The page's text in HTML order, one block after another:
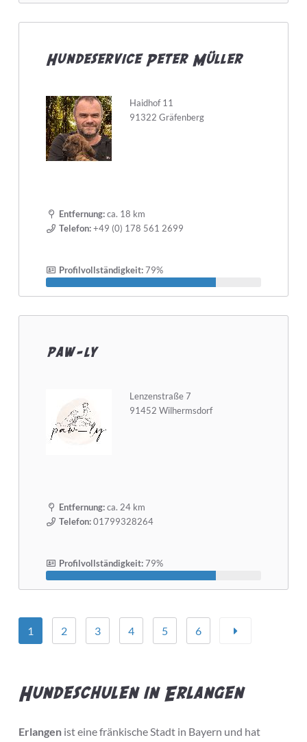
Hundeservice Peter Müller
Haidhof 11
91322 Gräfenberg
Entfernung:ca. 18 km
Telefon:+49 (0) 178 561 2699
Profilvollständigkeit:79%
paw-ly
Lenzenstraße 7
91452 Wilhermsdorf
Entfernung:ca. 24 km
Telefon:01799328264
Profilvollständigkeit:79%
1 2 3 4 5 6
Hundeschulen in Erlangen
Erlangenist eine fränkische Stadt in Bayern und hat